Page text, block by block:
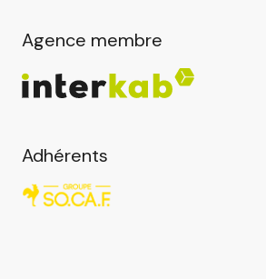
Agence membre
Adhérents